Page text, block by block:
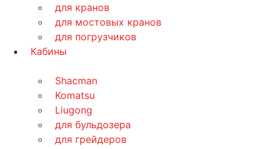
для кранов
для мостовых кранов
для погрузчиков
Кабины
Shacman
Komatsu
Liugong
для бульдозера
для грейдеров